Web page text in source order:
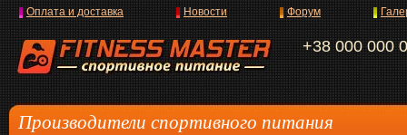
+38 000 000
Оплата и доставка Новости Форум
Производители спортивного питания